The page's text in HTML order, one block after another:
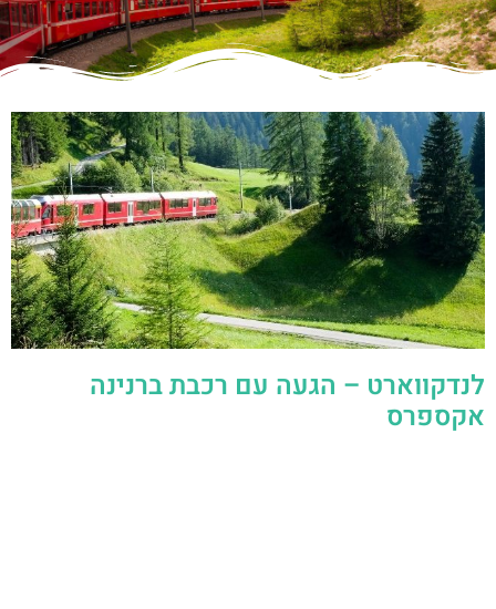
לנדקווארט – הגעה עם רכבת ברנינה
אקספרס